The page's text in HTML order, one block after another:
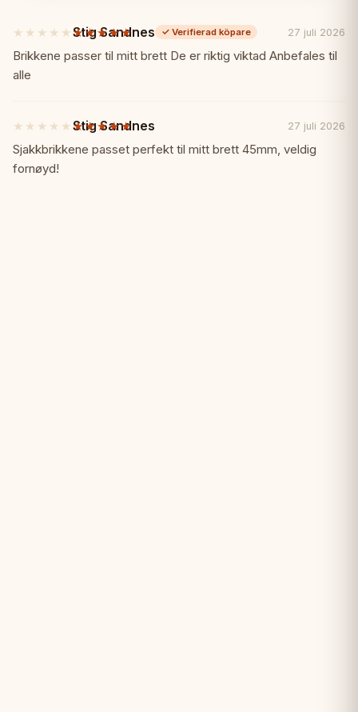
★★★★★ ★★★★★
5
av
5
Stig Sandnes ✓ Verifierad köpare 27 juli 2026
Brikkene passer til mitt brett De er riktig viktad Anbefales til
alle
★★★★★ ★★★★★
5
av
5
Stig Sandnes 27 juli 2026
Sjakkbrikkene passet perfekt til mitt brett 45mm, veldig
fornøyd!